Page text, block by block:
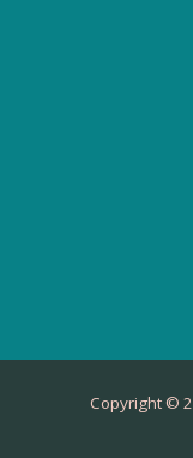
Copyright ©